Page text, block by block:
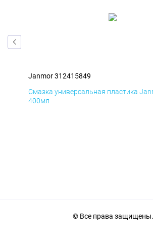
Janmor 312415849
Смазка универсальная пластика
400мл
© Все права защищены.